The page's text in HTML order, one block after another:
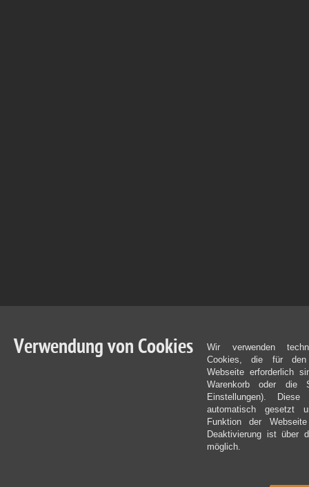
Verwendung von Cookies
Wir verwenden
Cookies, die für den
Webseite erforderlich
Warenkorb oder die
Einstellungen).
automatisch gesetzt
Funktion der
Deaktivierung ist über
möglich.